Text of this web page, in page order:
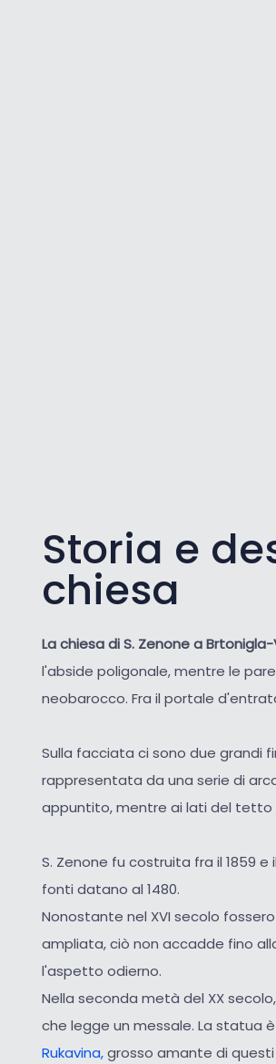
Storia e
chiesa
La chiesa di S. Zenone a
l'abside poligonale, mentre le
neobarocco. Fra il portale
Sulla facciata ci sono due grandi
rappresentata da una serie di
appuntito, mentre ai lati del tetto
S. Zenone fu costruita fra il 1859
fonti datano al 1480.
Nonostante nel XVI secolo
ampliata, ciò non accadde fino
l'aspetto odierno.
Nella seconda metà del XX
che legge un messale. La statua
Rukavina,grosso amante di questi